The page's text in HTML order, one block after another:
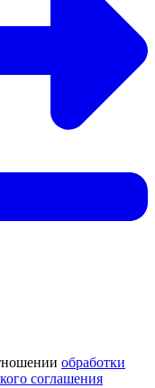
обработки
соглашения